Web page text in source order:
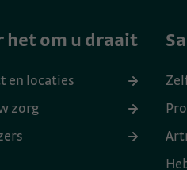
het om u draait
en locaties
zorg